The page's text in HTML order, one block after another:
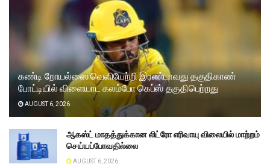
கண்டி றோயல்ஸை வெளியேற்றி இரண்டாவது தகுதிகாண்
போட்டியில் விளையாட கலம்போ கெப்ஸ் தகுதிபெற்றது
AUGUST 6, 2026
ஆகஸ்ட் மாதத்துக்கான லிட்ரோ எரிவாயு விலையில் மாற்றம்
செய்யப்போவதில்லை
AUGUST 6, 2026